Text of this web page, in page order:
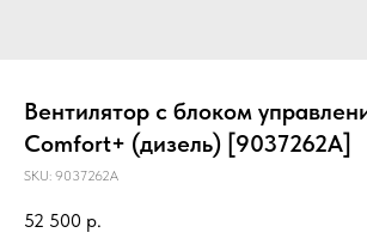
Вентилятор с блоком
Comfort+ (дизель) [9037262A]
SKU: 9037262A
52 500 р.